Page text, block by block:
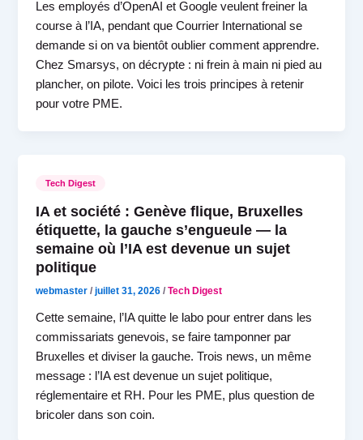
Les employés d’OpenAI et Google veulent freiner la
course à l’IA, pendant que Courrier International se
demande si on va bientôt oublier comment apprendre.
Chez Smarsys, on décrypte : ni frein à main ni pied au
plancher, on pilote. Voici les trois principes à retenir
pour votre PME.
Tech Digest
IA et société : Genève flique, Bruxelles
étiquette, la gauche s’engueule — la
semaine où l’IA est devenue un sujet
politique
webmaster/juillet 31, 2026/Tech Digest
Cette semaine, l’IA quitte le labo pour entrer dans les
commissariats genevois, se faire tamponner par
Bruxelles et diviser la gauche. Trois news, un même
message : l’IA est devenue un sujet politique,
réglementaire et RH. Pour les PME, plus question de
bricoler dans son coin.